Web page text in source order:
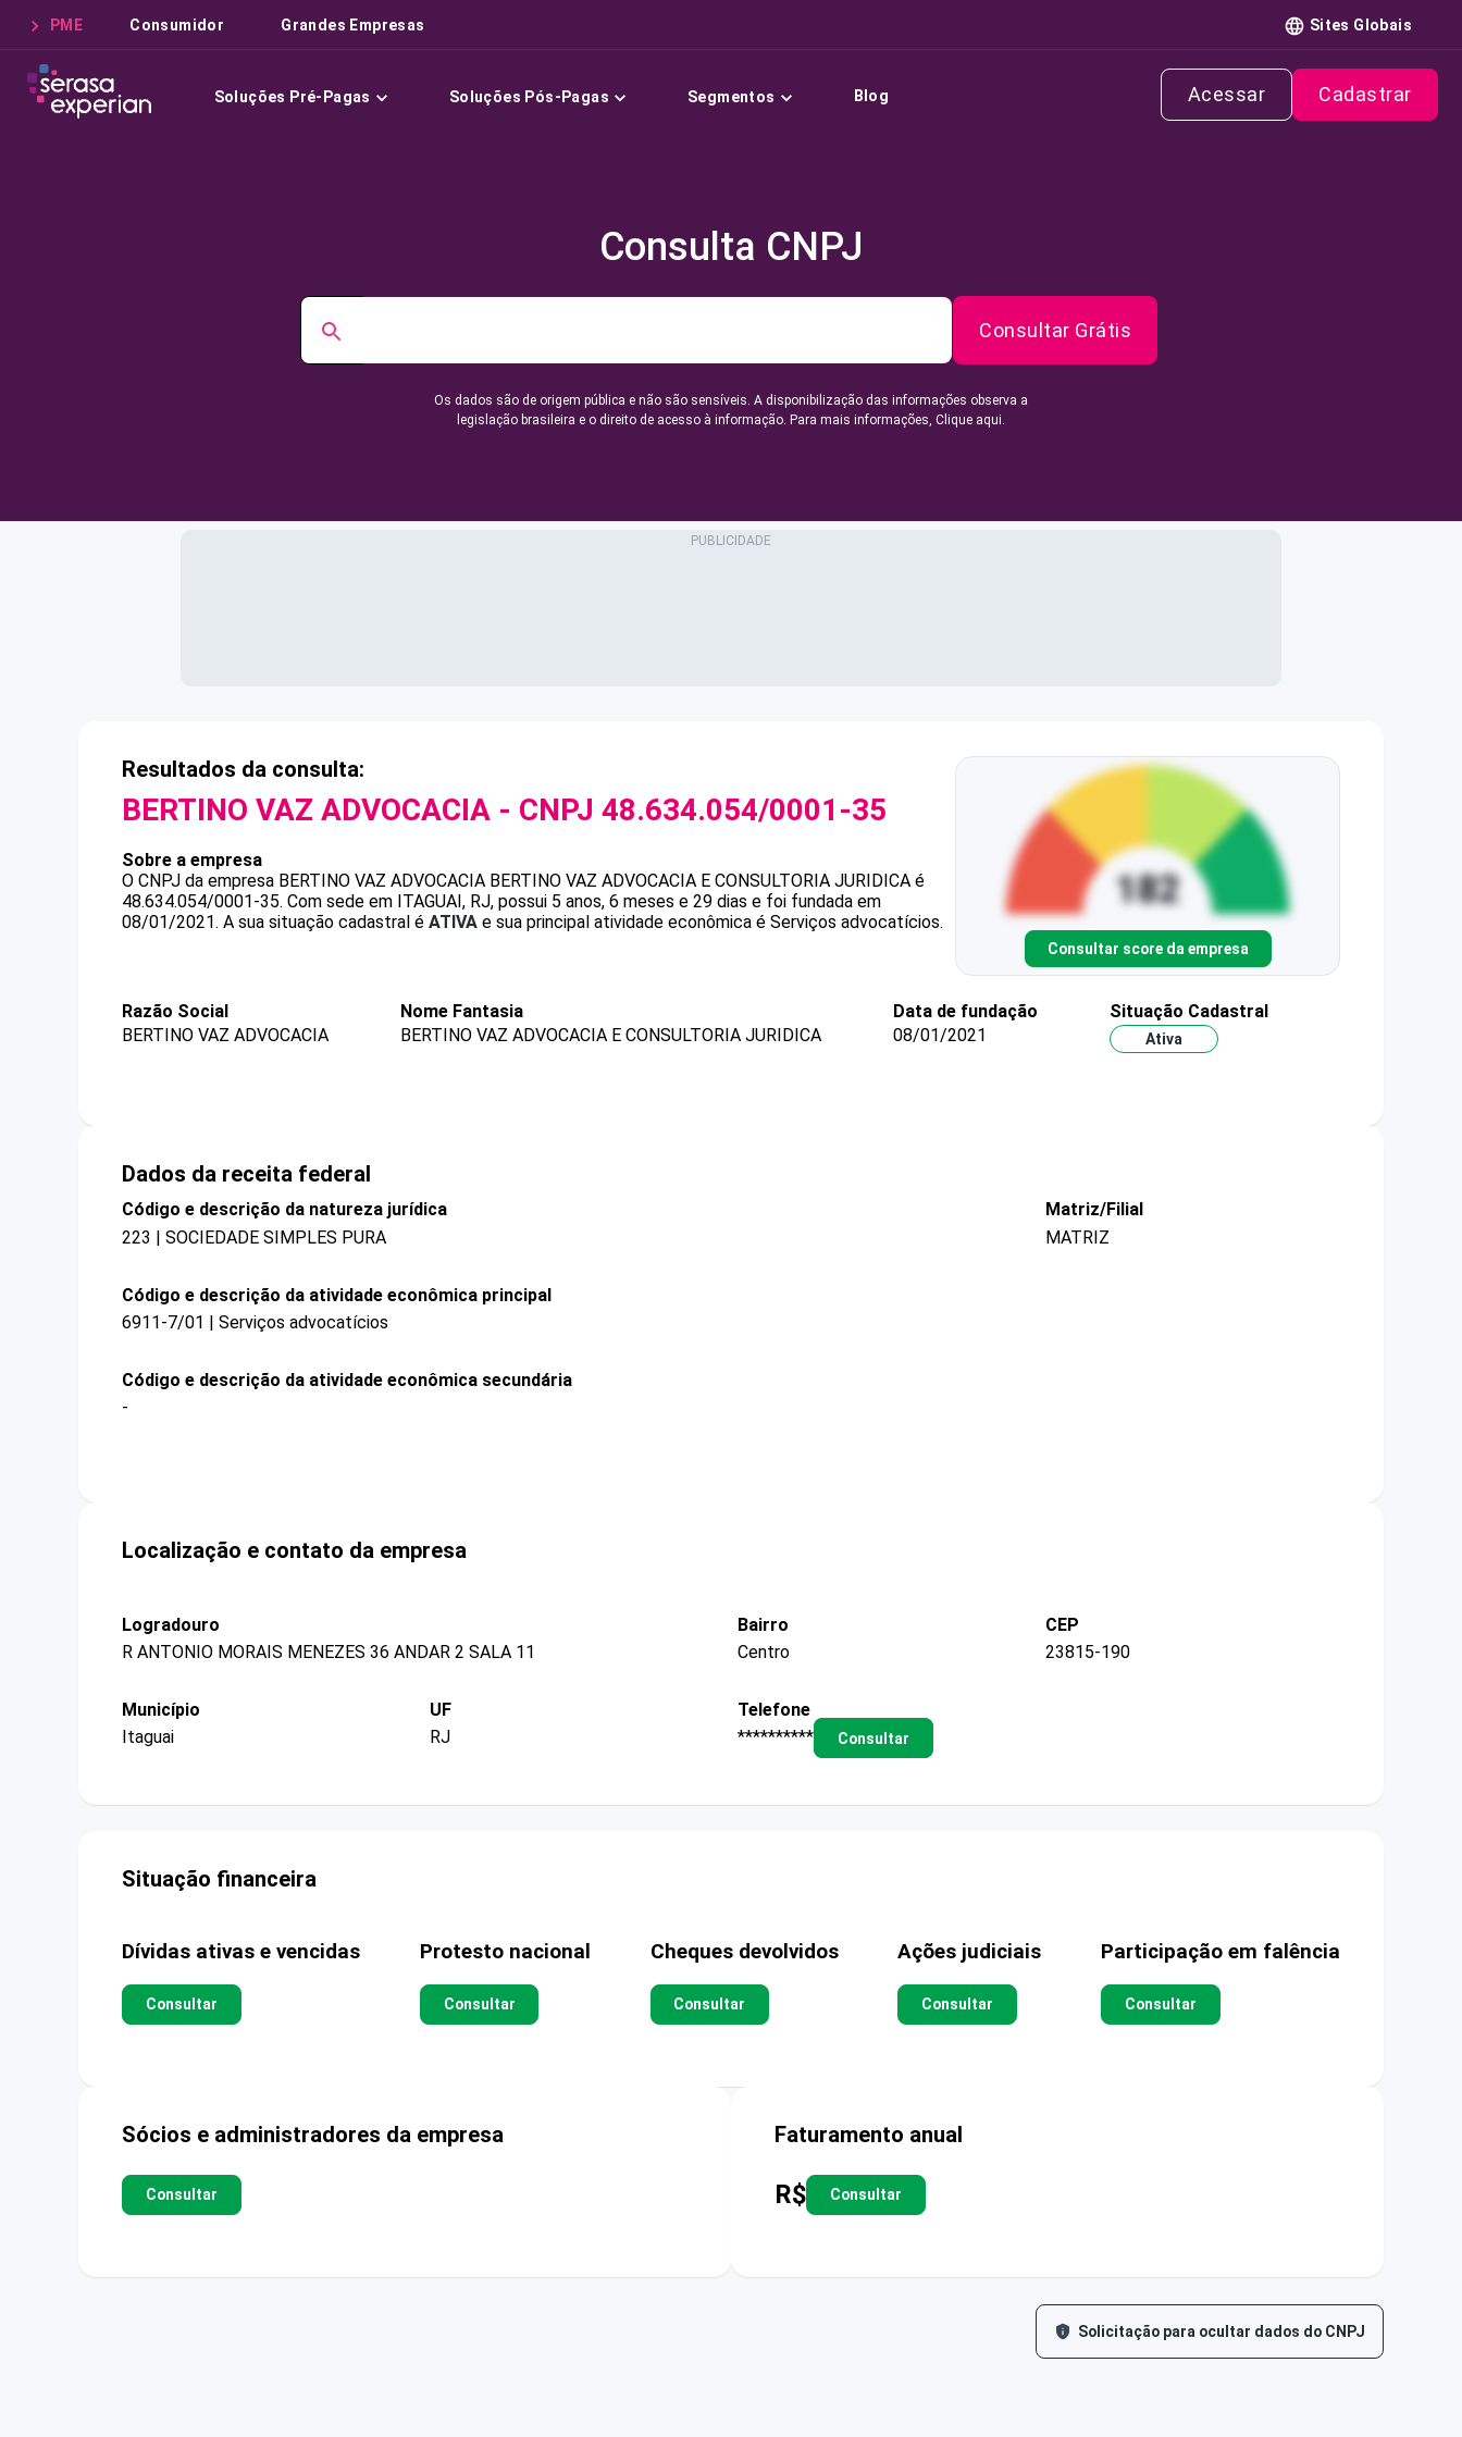
PME Consumidor Grandes Empresas Sites Globais
Soluções Pré-Pagas Soluções Pós-Pagas Segmentos Blog Acessar Cadastrar
Consulta CNPJ
Consultar Grátis
Os dados são de origem pública e não são sensíveis. A disponibilização das informações observa a
legislação brasileira e o direito de acesso à informação. Para mais informações, Clique aqui.
Resultados da consulta:
BERTINO VAZ ADVOCACIA - CNPJ 48.634.054/0001-35
Sobre a empresa
O CNPJ da empresa BERTINO VAZ ADVOCACIA BERTINO VAZ ADVOCACIA E CONSULTORIA JURIDICA é
48.634.054/0001-35. Com sede em ITAGUAI, RJ, possui 5 anos, 6 meses e 29 dias e foi fundada em
08/01/2021. A sua situação cadastral é ATIVA e sua principal atividade econômica é Serviços advocatícios.
Consultar score da empresa
Razão Social
BERTINO VAZ ADVOCACIA
Nome Fantasia
BERTINO VAZ ADVOCACIA E CONSULTORIA JURIDICA
Data de fundação
08/01/2021
Situação Cadastral
Ativa
Dados da receita federal
Código e descrição da natureza jurídica
223 | SOCIEDADE SIMPLES PURA
Matriz/Filial
MATRIZ
Código e descrição da atividade econômica principal
6911-7/01 | Serviços advocatícios
Código e descrição da atividade econômica secundária
-
Localização e contato da empresa
Logradouro
R ANTONIO MORAIS MENEZES 36 ANDAR 2 SALA 11
Bairro
Centro
CEP
23815-190
Município
Itaguai
UF
RJ
Telefone
**********
Consultar
Situação financeira
Dívidas ativas e vencidas
Consultar
Protesto nacional
Consultar
Cheques devolvidos
Consultar
Ações judiciais
Consultar
Participação em falência
Consultar
Sócios e administradores da empresa
Consultar
Faturamento anual
R$ Consultar
Solicitação para ocultar dados do CNPJ